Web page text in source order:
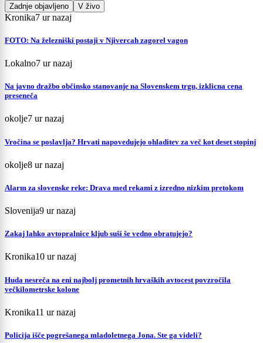
Zadnje objavljeno V živo
Kronika7 ur nazaj
FOTO: Na železniški postaji v Njivercah zagorel vagon
Lokalno7 ur nazaj
Na javno dražbo občinsko stanovanje na Slovenskem trgu, izklicna cena
preseneča
okolje7 ur nazaj
Vročina se poslavlja? Hrvati napovedujejo ohladitev za več kot deset stopinj
okolje8 ur nazaj
Alarm za slovenske reke: Drava med rekami z izredno nizkim pretokom
Slovenija9 ur nazaj
Zakaj lahko avtopralnice kljub suši še vedno obratujejo?
Kronika10 ur nazaj
Huda nesreča na eni najbolj prometnih hrvaških avtocest povzročila
večkilometrske kolone
Kronika11 ur nazaj
Policija išče pogrešanega mladoletnega Jona. Ste ga videli?